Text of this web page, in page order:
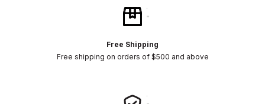
Free Shipping
Free shipping on orders of $500 and above